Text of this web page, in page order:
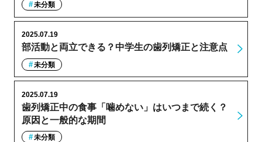
未分類
部活動と両立できる？中学生の歯列矯正と注意点
2025.07.19
未分類
歯列矯正中の食事「噛めない」はいつまで続く？
原因と一般的な期間
2025.07.19
未分類